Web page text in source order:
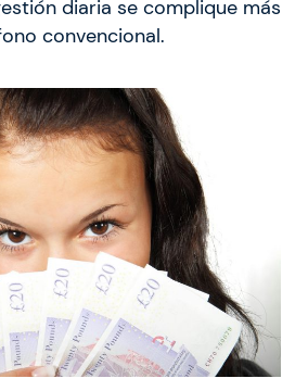
diaria se complique más
convencional.